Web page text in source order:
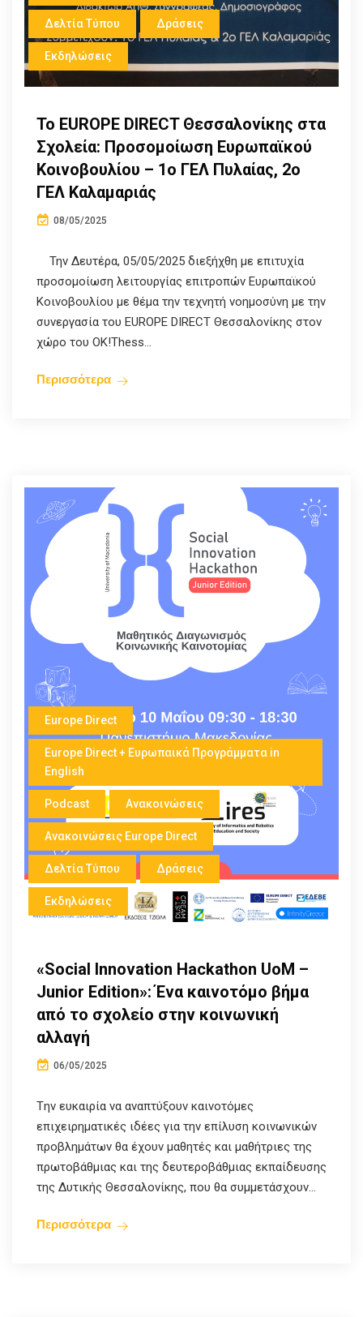
Δελτία Τύπου Δράσεις
Εκδηλώσεις
Το EUROPE DIRECT Θεσσαλονίκης στα
Σχολεία: Προσομοίωση Ευρωπαϊκού
Κοινοβουλίου – 1ο ΓΕΛ Πυλαίας, 2ο
ΓΕΛ Καλαμαριάς
08/05/2025
Την Δευτέρα, 05/05/2025 διεξήχθη με επιτυχία
προσομοίωση λειτουργίας επιτροπών Ευρωπαϊκού
Κοινοβουλίου με θέμα την τεχνητή νοημοσύνη με την
συνεργασία του EUROPE DIRECT Θεσσαλονίκης στον
χώρο του OK!Thess...
Περισσότερα
Europe Direct
Europe Direct + Ευρωπαικά Προγράμματα in
English
Podcast Ανακοινώσεις
Ανακοινώσεις Europe Direct
Δελτία Τύπου Δράσεις
Εκδηλώσεις
«Social Innovation Hackathon UoM –
Junior Edition»: Ένα καινοτόμο βήμα
από το σχολείο στην κοινωνική
αλλαγή
06/05/2025
Tην ευκαιρία να αναπτύξουν καινοτόμες
επιχειρηματικές ιδέες για την επίλυση κοινωνικών
προβλημάτων θα έχουν μαθητές και μαθήτριες της
πρωτοβάθμιας και της δευτεροβάθμιας εκπαίδευσης
της Δυτικής Θεσσαλονίκης, που θα συμμετάσχουν...
Περισσότερα